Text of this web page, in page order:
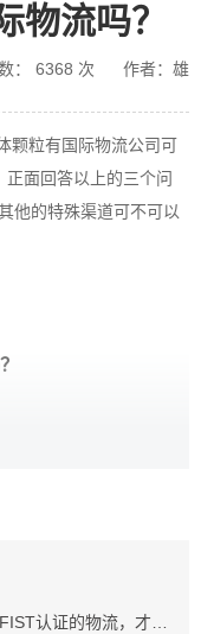
物流吗？
： 6368 次
作者：雄
颗粒有国际物流公司可
面回答以上的三个问
他的特殊渠道可不可以
是小编觉得，固体
们就来一一的解决
丢货甩锅、入仓被拒全避开！带亚马逊FIST认证的物流，才是...